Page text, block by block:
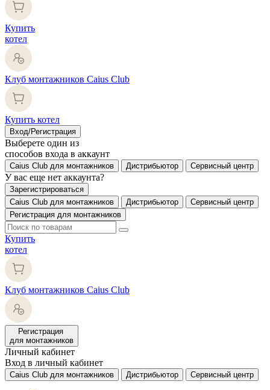
Купить
котел
Клуб монтажников Caius Club
Купить котел
Вход/Регистрация
Выберете один из
способов входа в аккаунт
Caius Club для монтажников Дистрибьютор Сервисный центр
У вас еще нет аккаунта?
Зарегистрироваться
Caius Club для монтажников
Дистрибьютор
Сервисный центр
Регистрация для монтажников
Купить
котел
Клуб монтажников Caius Club
Регистрация
для монтажников
Личный кабинет
Вход в личный кабинет
Caius Club для монтажников Дистрибьютор Сервисный центр